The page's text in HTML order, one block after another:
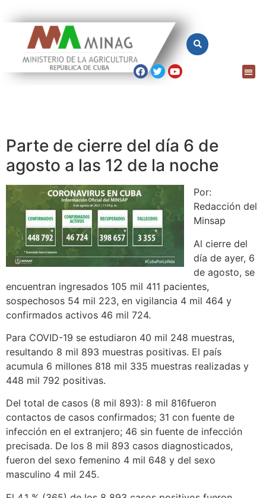
Parte de cierre del día 6 de
agosto a las 12 de la noche
Por:
Redacción del
Minsap
Al cierre del
día de ayer, 6
de agosto, se
encuentran ingresados 105 mil 411 pacientes,
sospechosos 54 mil 223, en vigilancia 4 mil 464 y
confirmados activos 46 mil 724.
Para COVID-19 se estudiaron 40 mil 248 muestras,
resultando 8 mil 893 muestras positivas. El país
acumula 6 millones 818 mil 335 muestras realizadas y
448 mil 792 positivas.
Del total de casos (8 mil 893): 8 mil 816fueron
contactos de casos confirmados; 31 con fuente de
infección en el extranjero; 46 sin fuente de infección
precisada. De los 8 mil 893 casos diagnosticados,
fueron del sexo femenino 4 mil 648 y del sexo
masculino 4 mil 245.